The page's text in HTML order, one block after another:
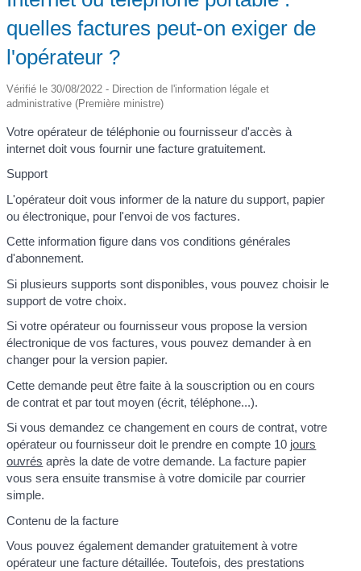
quelles factures peut-on exiger de
l'opérateur ?
Vérifié le 30/08/2022 - Direction de l'information légale et
administrative (Première ministre)
Votre opérateur de téléphonie ou fournisseur d'accès à
internet doit vous fournir une facture gratuitement.
Support
L'opérateur doit vous informer de la nature du support, papier
ou électronique, pour l'envoi de vos factures.
Cette information figure dans vos conditions générales
d'abonnement.
Si plusieurs supports sont disponibles, vous pouvez choisir le
support de votre choix.
Si votre opérateur ou fournisseur vous propose la version
électronique de vos factures, vous pouvez demander à en
changer pour la version papier.
Cette demande peut être faite à la souscription ou en cours
de contrat et par tout moyen (écrit, téléphone...).
Si vous demandez ce changement en cours de contrat, votre
opérateur ou fournisseur doit le prendre en compte 10 jours
ouvrés après la date de votre demande. La facture papier
vous sera ensuite transmise à votre domicile par courrier
simple.
Contenu de la facture
Vous pouvez également demander gratuitement à votre
opérateur une facture détaillée. Toutefois, des prestations